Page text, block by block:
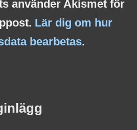
använder Akismet för
Lär dig om hur
bearbetas.